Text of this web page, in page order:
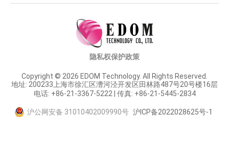
Copyright © 2026 EDOM Technology. All Rights Reserved.
地址: 200233上海市徐汇区漕河泾开发区田林路487号20号楼16层
电话: +86-21-3367-5222 | 传真: +86-21-5445-2834
沪公网安备 31010402009990号 沪ICP备2022028625号-1
隐私权保护政策